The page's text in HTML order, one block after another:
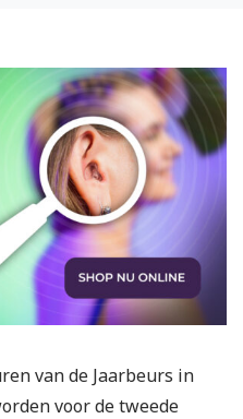
van de Jaarbeurs in
voor de tweede